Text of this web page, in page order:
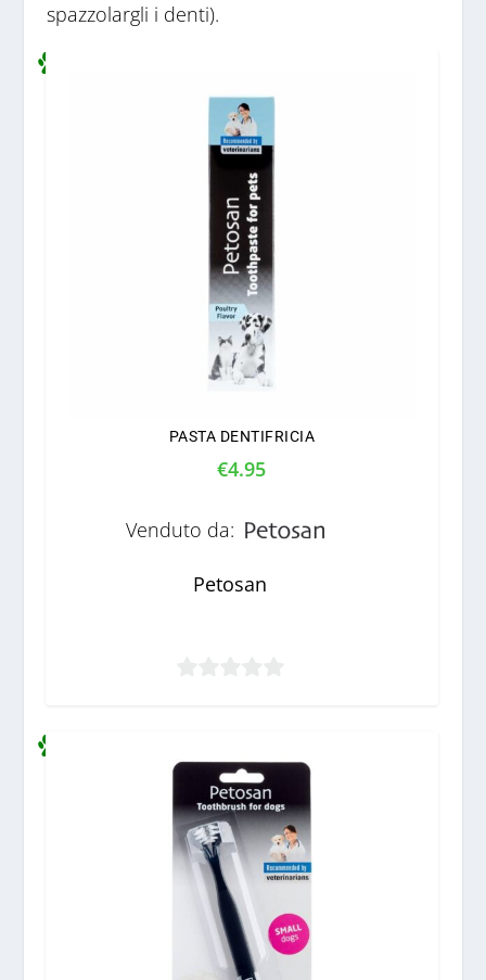
spazzolargli i denti).
PASTA DENTIFRICIA
€4.95
Venduto da:
Petosan